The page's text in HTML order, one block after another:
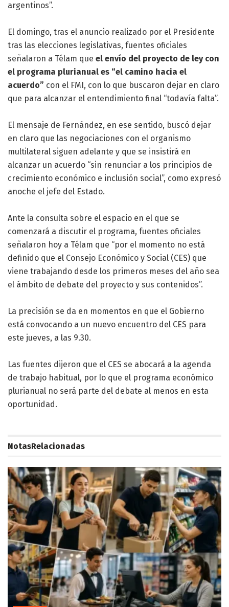
argentinos”.
El domingo, tras el anuncio realizado por el Presidente
tras las elecciones legislativas, fuentes oficiales
señalaron a Télam que el envío del proyecto de ley con
el programa plurianual es “el camino hacia el
acuerdo” con el FMI, con lo que buscaron dejar en claro
que para alcanzar el entendimiento final “todavía falta”.
El mensaje de Fernández, en ese sentido, buscó dejar
en claro que las negociaciones con el organismo
multilateral siguen adelante y que se insistirá en
alcanzar un acuerdo “sin renunciar a los principios de
crecimiento económico e inclusión social”, como expresó
anoche el jefe del Estado.
Ante la consulta sobre el espacio en el que se
comenzará a discutir el programa, fuentes oficiales
señalaron hoy a Télam que “por el momento no está
definido que el Consejo Económico y Social (CES) que
viene trabajando desde los primeros meses del año sea
el ámbito de debate del proyecto y sus contenidos”.
La precisión se da en momentos en que el Gobierno
está convocando a un nuevo encuentro del CES para
este jueves, a las 9.30.
Las fuentes dijeron que el CES se abocará a la agenda
de trabajo habitual, por lo que el programa económico
plurianual no será parte del debate al menos en esta
oportunidad.
NotasRelacionadas